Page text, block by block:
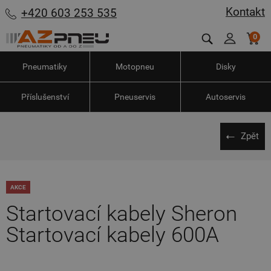
Kontakt
+420 603 253 535
0
Pneumatiky Motopneu Disky
Příslušenství Pneuservis Autoservis
Zpět
AKCE
Startovací kabely Sheron
Startovací kabely 600A